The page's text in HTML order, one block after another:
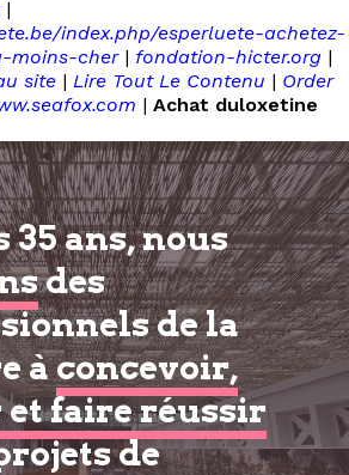
|
index.php/esperluete-achetez-
moins-cher| fondation-hicter.org |
site | Lire Tout Le Contenu | Order
| Achat duloxetine
35 ans, nous
des
de la
àconcevoir,
faire réussir
de